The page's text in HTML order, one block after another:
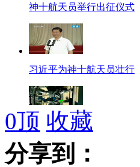
神十航天员举行出征仪式
习近平为神十航天员壮行
动画演示神舟十号太空任务
0顶 收藏
分享到：